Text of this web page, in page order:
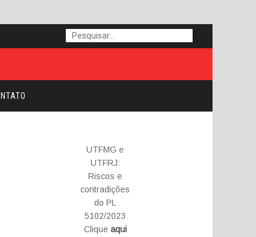
UTFMG e
UTFRJ:
Riscos e
contradições
do PL
5102/2023
Clique aqui